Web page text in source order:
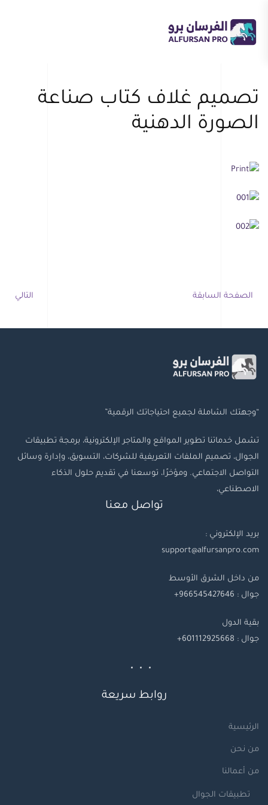
Skip
to
تصميم غلاف كتاب صناعة
الصورة الدهنية
الصفحة السابقة التالي
“وجهتك الشاملة لجميع احتياجاتك الرقمية”
تشمل خدماتنا تطوير المواقع والمتاجر الإلكترونية، برمجة تطبيقات
الجوال، تصميم الملفات التعريفية للشركات، التسويق، وإدارة وسائل
التواصل الاجتماعي. ومؤخرًا، توسعنا في تقديم حلول الذكاء
الاصطناعي،
تواصل معنا
بريد الإلكتروني :
support@alfursanpro.com
من داخل الشرق الأوسط
جوال : 966545427646+
بقية الدول
جوال : 601112925668+
روابط سريعة
الرئيسية
من نحن
من أعمالنا
تطبيقات الجوال